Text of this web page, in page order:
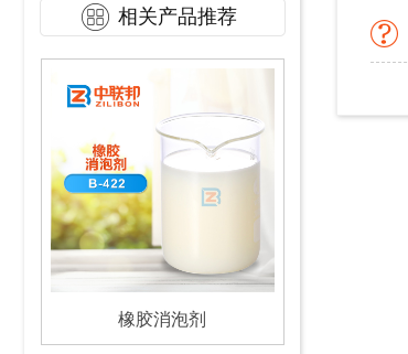
相关产品推荐
橡胶消泡剂